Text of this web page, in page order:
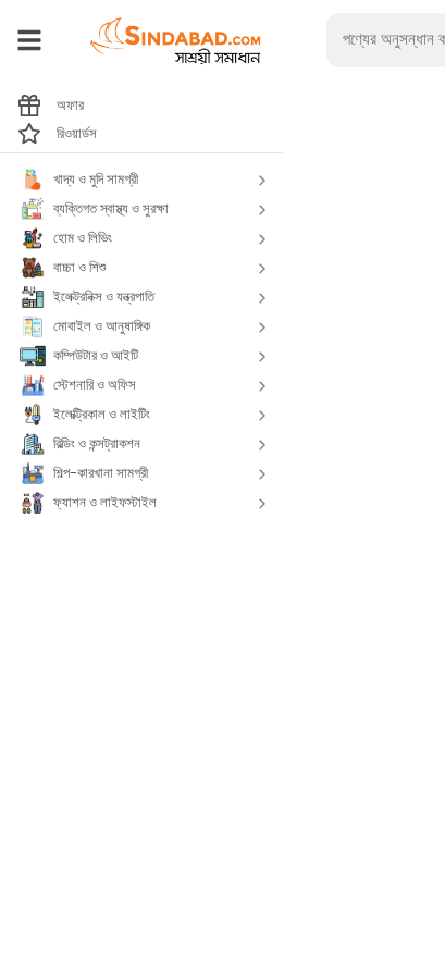
অফার
রিওয়ার্ডস
খাদ্য ও মুদি সামগ্রী
ব্যক্তিগত স্বাস্থ্য ও সুরক্ষা
হোম ও লিভিং
বাচ্চা ও শিশু
ইলেক্ট্রনিক্স ও যন্ত্রপাতি
মোবাইল ও আনুষাঙ্গিক
কম্পিউটার ও আইটি
স্টেশনারি ও অফিস
ইলেক্ট্রিকাল ও লাইটিং
বিল্ডিং ও কন্সট্রাকশন
শিল্প-কারখানা সামগ্রী
ফ্যাশন ও লাইফস্টাইল